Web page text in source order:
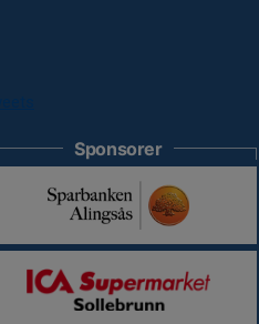
Sponsorer